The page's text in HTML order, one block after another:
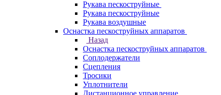
Рукава пескоструйные
Рукава пескоструйные
Рукава воздушные
Оснастка пескоструйных аппаратов
Назад
Оснастка пескоструйных аппаратов
Соплодержатели
Сцепления
Тросики
Уплотнители
Дистанционное управление